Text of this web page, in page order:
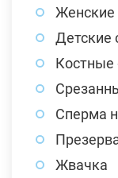
Женские
Детские
Костные
Сперма
Жвачка